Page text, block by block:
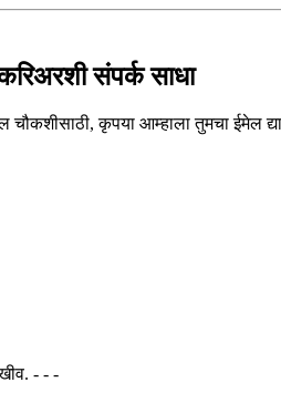
संपर्क साधा
चौकशीसाठी, कृपया आम्हाला तुमचा ईमेल
- - -